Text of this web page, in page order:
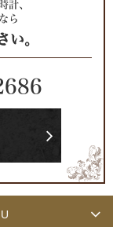
計、
ら
い。